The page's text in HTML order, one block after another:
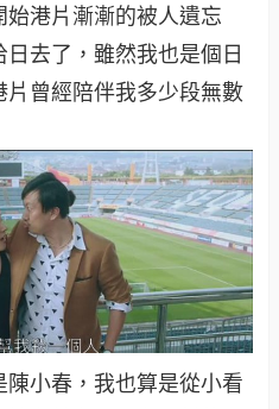
港片漸漸的被人遺忘
去了，雖然我也是個日
曾經陪伴我多少段無數
小春，我也算是從小看